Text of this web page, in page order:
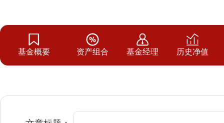
基金概要 资产组合 基金经理 历史净值